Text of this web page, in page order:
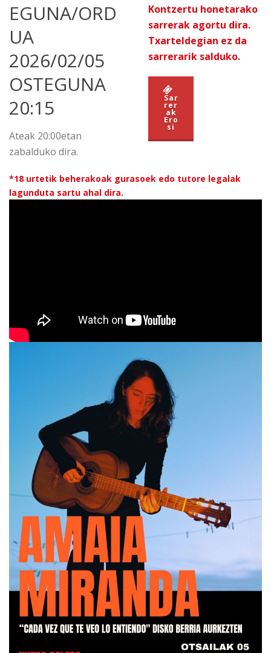
EGUNA/ORD
UA
2026/02/05
OSTEGUNA
20:15
Ateak 20:00etan
zabalduko dira.
Kontzertu honetarako
sarrerak agortu dira.
Txarteldegian ez da
sarrerarik salduko.
Sar
rer
ak
Ero
si
*18 urtetik beherakoak gurasoek edo tutore legalak
lagunduta sartu ahal dira.